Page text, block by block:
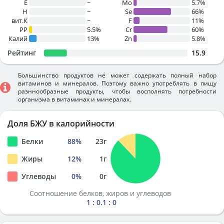
E
~
H
~
вит.К
~
PP
5.5%
Калий
13%
Mo
5.7%
Se
66%
F
11%
Cr
60%
Zn
5.8%
Рейтинг 15.9
Большинство продуктов не может содержать полный набор
витаминов и минералов. Поэтому важно употреблять в пищу
разннообразные продукты, чтобы восполнять потребности
организма в витаминах и минералах.
Доля БЖУ в калорийности
Белки 88% 23г
Жиры
12% 1г
Углеводы
0% 0г
Соотношение белков, жиров и углеводов
1 : 0.1 : 0